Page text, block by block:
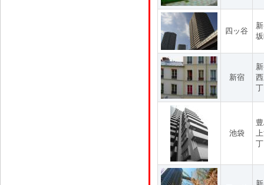
四ッ谷
新宿
池袋